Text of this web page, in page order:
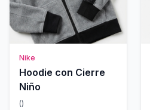
Nike
Hoodie con Cierre
Niño
()